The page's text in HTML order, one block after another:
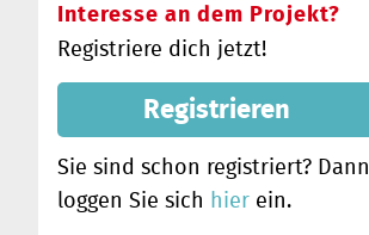
Interesse an dem Projekt?
Registriere dich jetzt!
Registrieren
Sie sind schon registriert? Dann
loggen Sie sich hier ein.